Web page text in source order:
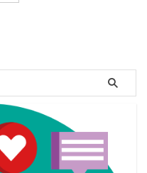
いる方にとって一度は検討したで
ル。 マケキャンは数あるWeb ...